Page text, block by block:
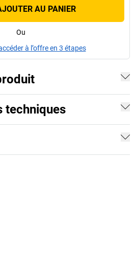
AU PANIER
Ou
à l’offre en 3 étapes
techniques